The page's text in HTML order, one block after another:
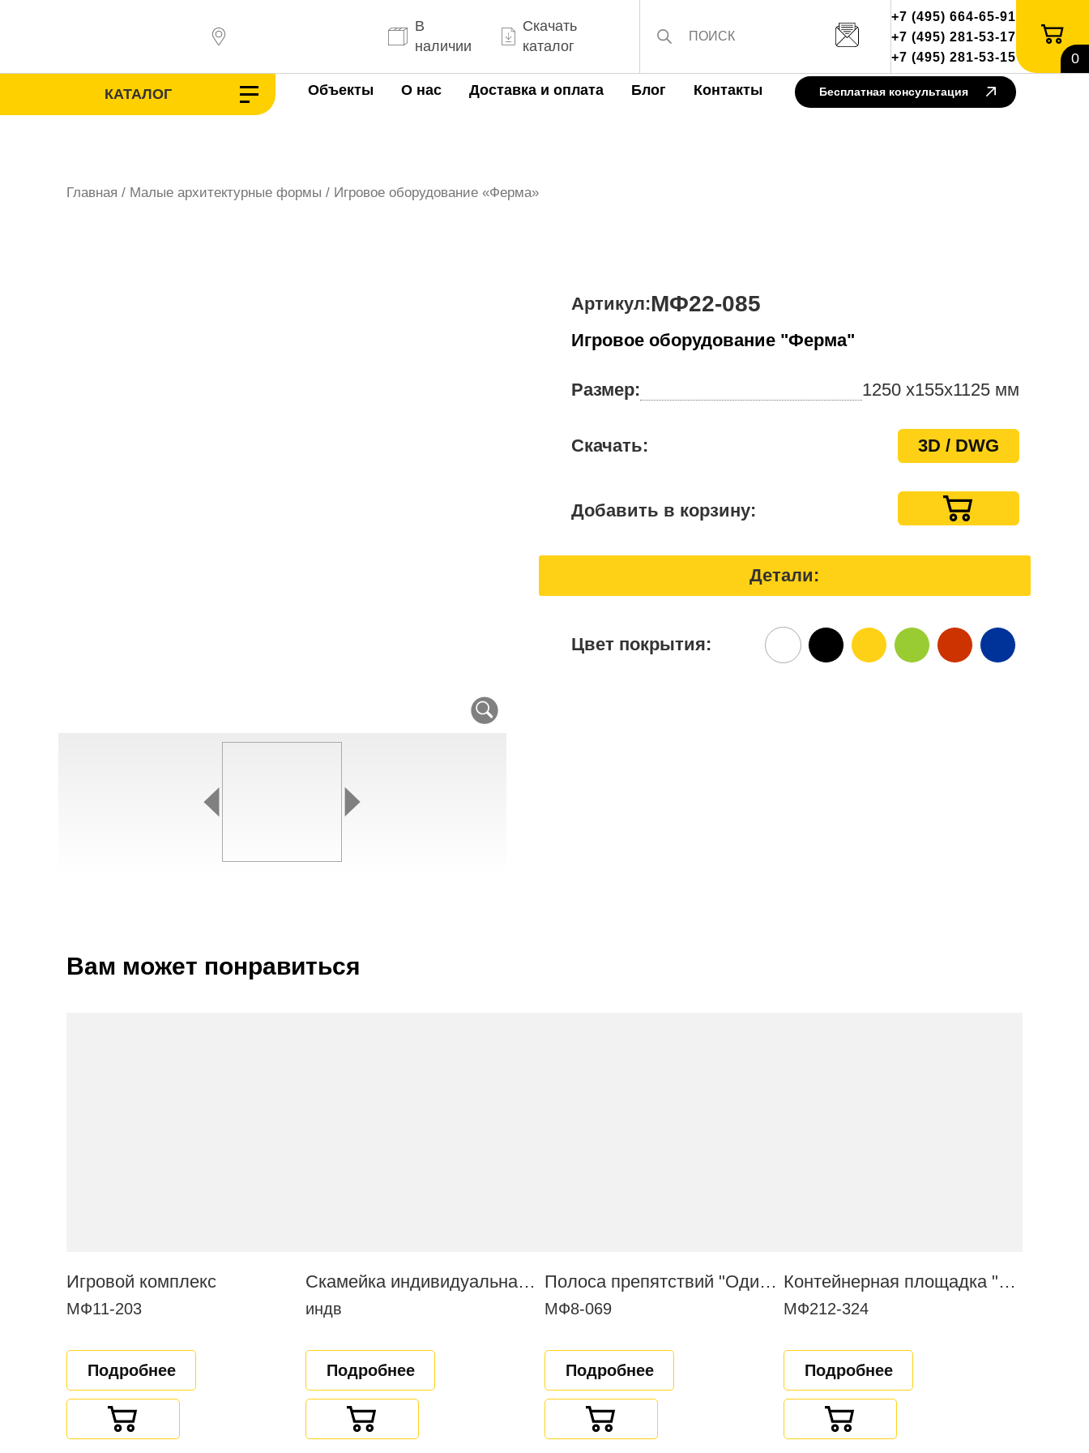
В
наличии
Скачать
каталог
+7 (495) 664-65-91
+7 (495) 281-53-17
+7 (495) 281-53-15
0
КАТАЛОГ Объекты О нас Доставка и оплата Блог Контакты Бесплатная консультация
Главная / Малые архитектурные формы / Игровое оборудование «Ферма»
Артикул:МФ22-085
Игровое оборудование "Ферма"
Размер: 1250 x155х1125 мм
Скачать: 3D / DWG
Добавить в корзину:
Детали:
Цвет покрытия:
Вам может понравиться
Игровой комплекс
МФ11-203
Подробнее
Скамейка индивидуальная вариативная
индв
Подробнее
Полоса препятствий "Одиночный окоп"
МФ8-069
Подробнее
Контейнерная площадка "Эко+" (на 4 контейнера)
МФ212-324
Подробнее